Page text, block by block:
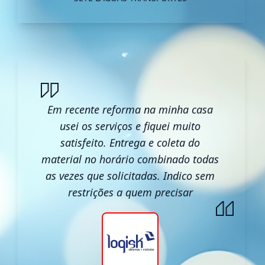
Em recente reforma na minha casa
usei os serviços e fiquei muito
satisfeito. Entrega e coleta do
material no horário combinado todas
as vezes que solicitadas. Indico sem
restrições a quem precisar